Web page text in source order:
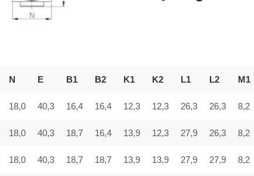
N E B1 B2 K1 K2 L1 L2 M1
18,0 40,3 16,4 16,4 12,3 12,3 26,3 26,3 8,2
18,0 40,3 18,7 16,4 13,9 12,3 27,9 26,3 8,2
18,0 40,3 18,7 18,7 13,9 13,9 27,9 27,9 8,2